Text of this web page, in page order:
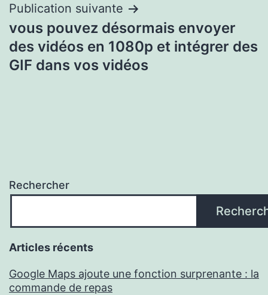
Publication suivante
vous pouvez désormais envoyer
des vidéos en 1080p et intégrer des
GIF dans vos vidéos
Rechercher
Articles récents
Google Maps ajoute une fonction surprenante : la
commande de repas